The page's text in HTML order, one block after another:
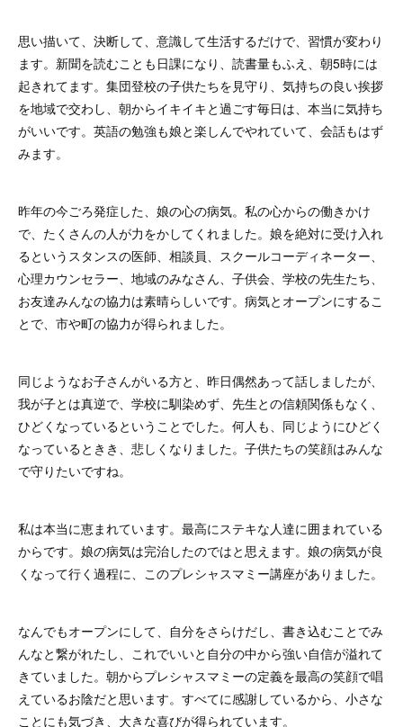
思い描いて、決断して、意識して生活するだけで、習慣が変わり
ます。新聞を読むことも日課になり、読書量もふえ、朝5時には
起きれてます。集団登校の子供たちを見守り、気持ちの良い挨拶
を地域で交わし、朝からイキイキと過ごす毎日は、本当に気持ち
がいいです。英語の勉強も娘と楽しんでやれていて、会話もはず
みます。
昨年の今ごろ発症した、娘の心の病気。私の心からの働きかけ
で、たくさんの人が力をかしてくれました。娘を絶対に受け入れ
るというスタンスの医師、相談員、スクールコーディネーター、
心理カウンセラー、地域のみなさん、子供会、学校の先生たち、
お友達みんなの協力は素晴らしいです。病気とオープンにするこ
とで、市や町の協力が得られました。
同じようなお子さんがいる方と、昨日偶然あって話しましたが、
我が子とは真逆で、学校に馴染めず、先生との信頼関係もなく、
ひどくなっているということでした。何人も、同じようにひどく
なっているときき、悲しくなりました。子供たちの笑顔はみんな
で守りたいですね。
私は本当に恵まれています。最高にステキな人達に囲まれている
からです。娘の病気は完治したのではと思えます。娘の病気が良
くなって行く過程に、このプレシャスマミー講座がありました。
なんでもオープンにして、自分をさらけだし、書き込むことでみ
んなと繋がれたし、これでいいと自分の中から強い自信が溢れて
きていました。朝からプレシャスマミーの定義を最高の笑顔で唱
えているお陰だと思います。すべてに感謝しているから、小さな
ことにも気づき、大きな喜びが得られています。